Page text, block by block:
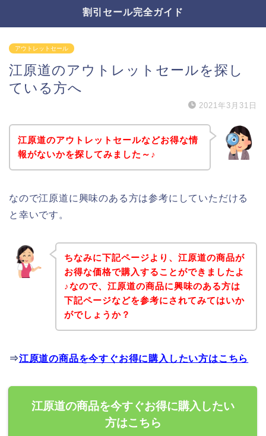
割引セール完全ガイド
アウトレットセール
江原道のアウトレットセールを探し
ている方へ
2021年3月31日
江原道のアウトレットセールなどお得な情
報がないかを探してみました～♪
なので江原道に興味のある方は参考にしていただける
と幸いです。
ちなみに下記ページより、江原道の商品が
お得な価格で購入することができましたよ
♪なので、江原道の商品に興味のある方は
下記ページなどを参考にされてみてはいか
がでしょうか？
⇒江原道の商品を今すぐお得に購入したい方はこちら
江原道の商品を今すぐお得に購入したい
方はこちら